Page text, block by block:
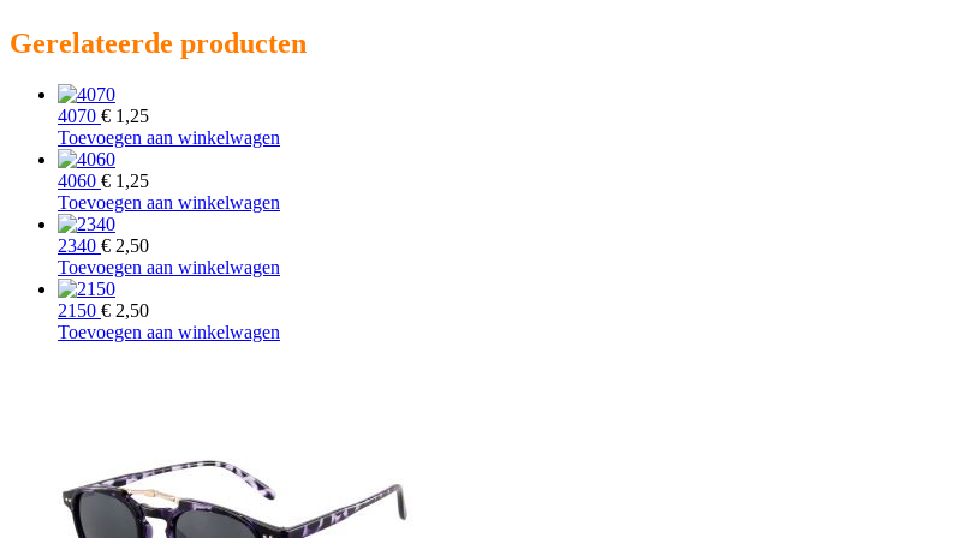
Gerelateerde producten
4070 € 1,25
Toevoegen aan winkelwagen
4060 € 1,25
Toevoegen aan winkelwagen
2340 € 2,50
Toevoegen aan winkelwagen
2150 € 2,50
Toevoegen aan winkelwagen